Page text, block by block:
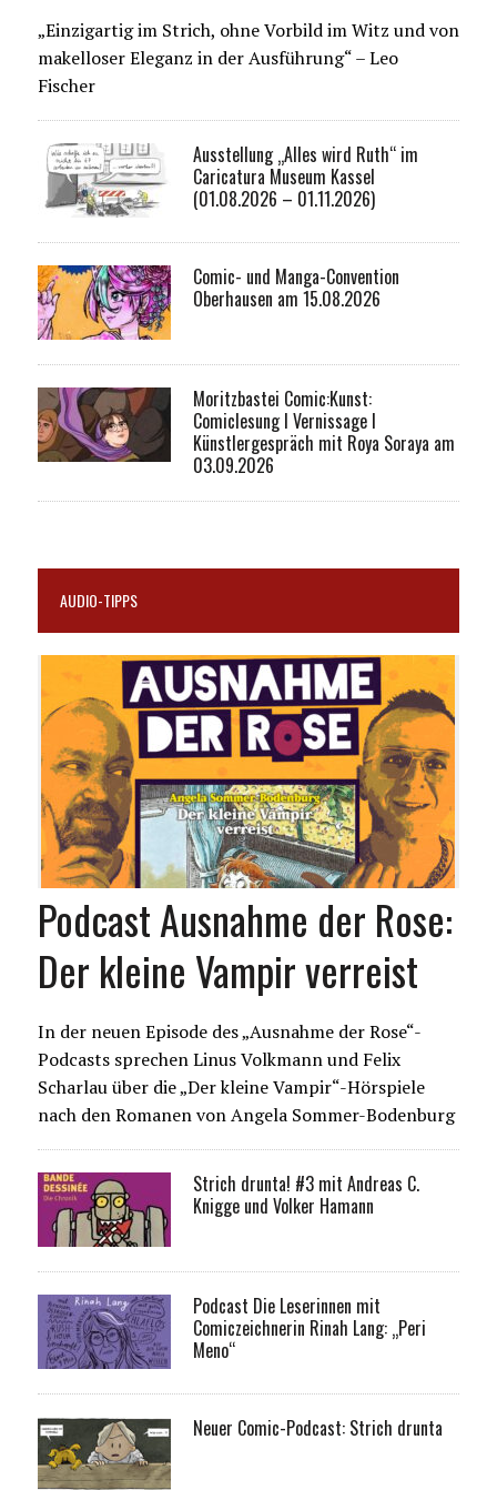
„Einzigartig im Strich, ohne Vorbild im Witz und von
makelloser Eleganz in der Ausführung“ – Leo
Fischer
Ausstellung „Alles wird Ruth“ im
Caricatura Museum Kassel
(01.08.2026 – 01.11.2026)
Comic- und Manga-Convention
Oberhausen am 15.08.2026
Moritzbastei Comic:Kunst:
Comiclesung I Vernissage I
Künstlergespräch mit Roya Soraya am
03.09.2026
AUDIO-TIPPS
Podcast Ausnahme der Rose:
Der kleine Vampir verreist
In der neuen Episode des „Ausnahme der Rose“-
Podcasts sprechen Linus Volkmann und Felix
Scharlau über die „Der kleine Vampir“-Hörspiele
nach den Romanen von Angela Sommer-Bodenburg
Strich drunta! #3 mit Andreas C.
Knigge und Volker Hamann
Podcast Die Leserinnen mit
Comiczeichnerin Rinah Lang: „Peri
Meno“
Neuer Comic-Podcast: Strich drunta